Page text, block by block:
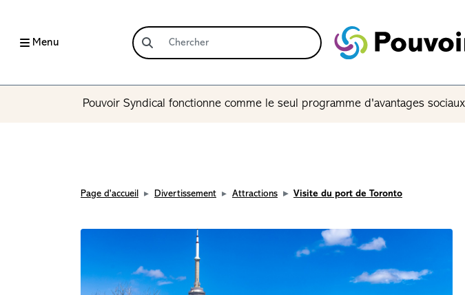
Menu
Pouvoir Syndical fonctionne comme le seul programme d'avantages
Page d'accueil Divertissement Attractions Visite du port de Toronto